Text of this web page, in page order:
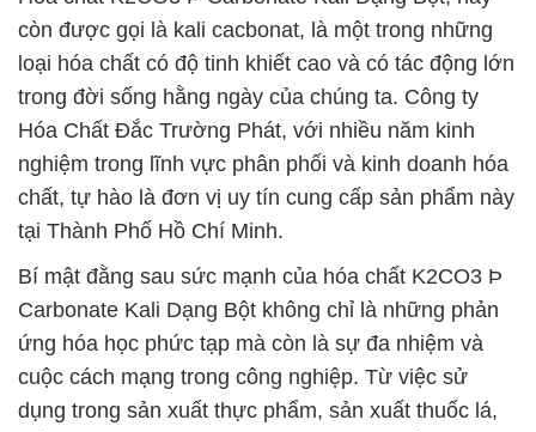
còn được gọi là kali cacbonat, là một trong những
loại hóa chất có độ tinh khiết cao và có tác động lớn
trong đời sống hằng ngày của chúng ta. Công ty
Hóa Chất Đắc Trường Phát, với nhiều năm kinh
nghiệm trong lĩnh vực phân phối và kinh doanh hóa
chất, tự hào là đơn vị uy tín cung cấp sản phẩm này
tại Thành Phố Hồ Chí Minh.
Bí mật đằng sau sức mạnh của hóa chất K2CO3 Þ
Carbonate Kali Dạng Bột không chỉ là những phản
ứng hóa học phức tạp mà còn là sự đa nhiệm và
cuộc cách mạng trong công nghiệp. Từ việc sử
dụng trong sản xuất thực phẩm, sản xuất thuốc lá,